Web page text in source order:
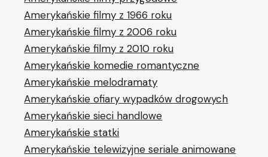
Amerykańskie filmy z 1966 roku
Amerykańskie filmy z 2006 roku
Amerykańskie filmy z 2010 roku
Amerykańskie komedie romantyczne
Amerykańskie melodramaty
Amerykańskie ofiary wypadków drogowych
Amerykańskie sieci handlowe
Amerykańskie statki
Amerykańskie telewizyjne seriale animowane